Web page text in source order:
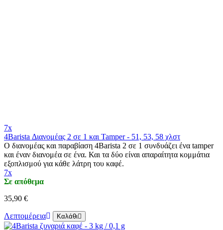
7x
4Barista Διανομέας 2 σε 1 και Tamper - 51, 53, 58 χλστ
Ο διανομέας και παραβίαση 4Barista 2 σε 1 συνδυάζει ένα tamper
και έναν διανομέα σε ένα. Και τα δύο είναι απαραίτητα κομμάτια
εξοπλισμού για κάθε λάτρη του καφέ.
7x
Σε απόθεμα
35,90 €
Λεπτομέρεια Καλάθι